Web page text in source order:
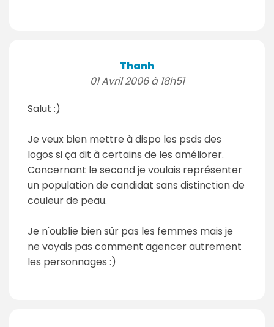
Thanh
01 Avril 2006 à 18h51
Salut :)
Je veux bien mettre à dispo les psds des
logos si ça dit à certains de les améliorer.
Concernant le second je voulais représenter
un population de candidat sans distinction de
couleur de peau.
Je n'oublie bien sûr pas les femmes mais je
ne voyais pas comment agencer autrement
les personnages :)